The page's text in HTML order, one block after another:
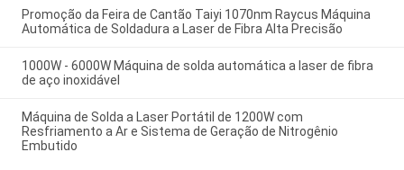
Promoção da Feira de Cantão Taiyi 1070nm Raycus Máquina
Automática de Soldadura a Laser de Fibra Alta Precisão
1000W - 6000W Máquina de solda automática a laser de fibra
de aço inoxidável
Máquina de Solda a Laser Portátil de 1200W com
Resfriamento a Ar e Sistema de Geração de Nitrogênio
Embutido